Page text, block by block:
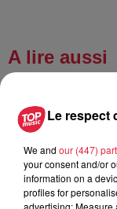
A lire aussi
Le respect
We and our (447)
your consent and/or
information on a
profiles for
advertising; Measure